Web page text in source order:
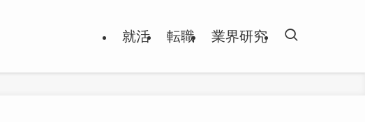
就活 転職 業界研究